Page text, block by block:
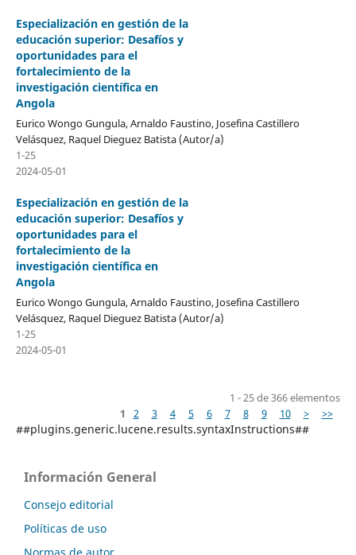
Especialización en gestión de la
educación superior: Desafíos y
oportunidades para el
fortalecimiento de la
investigación científica en
Angola
Eurico Wongo Gungula, Arnaldo Faustino, Josefina Castillero
Velásquez, Raquel Dieguez Batista (Autor/a)
1-25
2024-05-01
Especialización en gestión de la
educación superior: Desafíos y
oportunidades para el
fortalecimiento de la
investigación científica en
Angola
Eurico Wongo Gungula, Arnaldo Faustino, Josefina Castillero
Velásquez, Raquel Dieguez Batista (Autor/a)
1-25
2024-05-01
1 - 25 de 366 elementos
1
2 3 4 5 6 7 8 9 10 > >>
##plugins.generic.lucene.results.syntaxInstructions##
Información General
Consejo editorial
Políticas de uso